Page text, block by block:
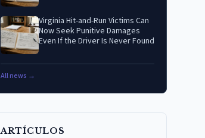
Virginia Hit-and-Run Victims Can
Now Seek Punitive Damages
Even If the Driver Is Never Found
All news →
ARTÍCULOS